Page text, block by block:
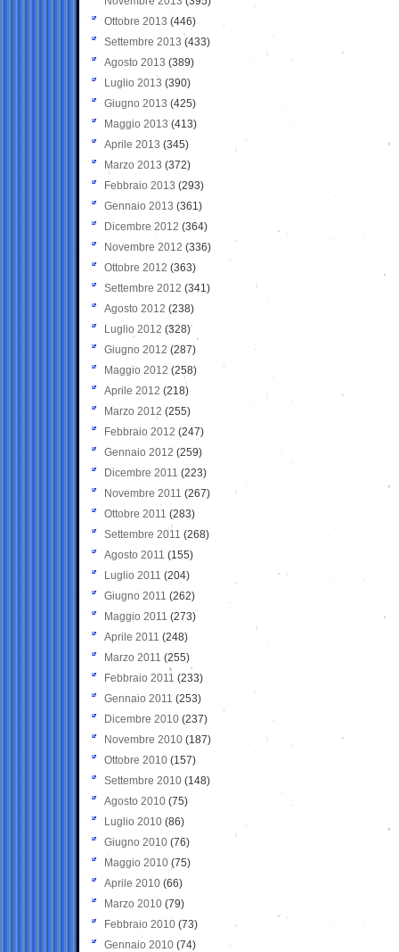
Ottobre 2013 (446)
Settembre 2013 (433)
Agosto 2013 (389)
Luglio 2013 (390)
Giugno 2013 (425)
Maggio 2013 (413)
Aprile 2013 (345)
Marzo 2013 (372)
Febbraio 2013 (293)
Gennaio 2013 (361)
Dicembre 2012 (364)
Novembre 2012 (336)
Ottobre 2012 (363)
Settembre 2012 (341)
Agosto 2012 (238)
Luglio 2012 (328)
Giugno 2012 (287)
Maggio 2012 (258)
Aprile 2012 (218)
Marzo 2012 (255)
Febbraio 2012 (247)
Gennaio 2012 (259)
Dicembre 2011 (223)
Novembre 2011 (267)
Ottobre 2011 (283)
Settembre 2011 (268)
Agosto 2011 (155)
Luglio 2011 (204)
Giugno 2011 (262)
Maggio 2011 (273)
Aprile 2011 (248)
Marzo 2011 (255)
Febbraio 2011 (233)
Gennaio 2011 (253)
Dicembre 2010 (237)
Novembre 2010 (187)
Ottobre 2010 (157)
Settembre 2010 (148)
Agosto 2010 (75)
Luglio 2010 (86)
Giugno 2010 (76)
Maggio 2010 (75)
Aprile 2010 (66)
Marzo 2010 (79)
Febbraio 2010 (73)
Gennaio 2010 (74)